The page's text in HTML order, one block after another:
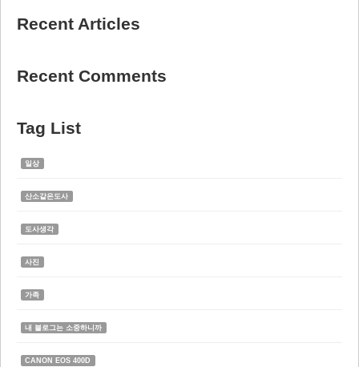
Recent Articles
Recent Comments
Tag List
일상
산소같은도사
도사생각
사진
가족
내 블로그는 소중하니까
CANON EOS 400D